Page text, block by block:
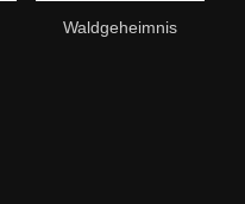
Waldgeheimnis